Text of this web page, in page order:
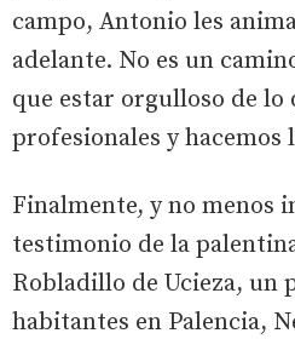
campo, Antonio les
adelante. No es un
que estar orgulloso de lo
profesionales y hacemos
Finalmente, y no menos
testimonio de la
Robladillo de Ucieza, un
habitantes en Palencia,